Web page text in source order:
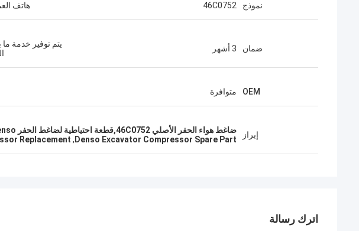
نموذج 46C0752 هاتف
ضمان 3 أشهر
يتم توفير خدمة ما
OEM متوافرة
إبراز ضاغط هواء الحفر الأصلي 46C0752,قطعة احتياطية لضاغط الحفر Denso,استبدال ضاغط الهواء لـ LiuGong Excavator
Denso Excavator Compressor Spare Part
,
Replacement
اترك رسالة